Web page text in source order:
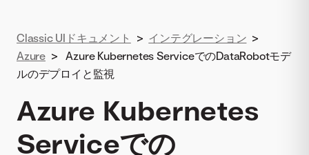
Classic UIドキュメント > インテグレーション >
Azure >
Azure Kubernetes ServiceでのDataRobotモデ
ルのデプロイと監視
Azure Kubernetes
Serviceでの